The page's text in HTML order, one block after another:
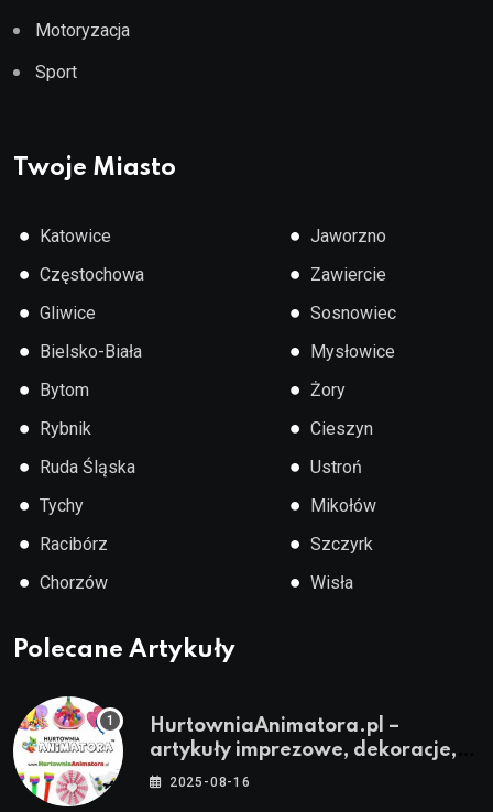
Motoryzacja
Sport
Twoje Miasto
● Katowice
● Częstochowa
● Gliwice
● Bielsko-Biała
● Bytom
● Rybnik
● Ruda Śląska
● Tychy
● Racibórz
● Chorzów
● Jaworzno
● Zawiercie
● Sosnowiec
● Mysłowice
● Żory
● Cieszyn
● Ustroń
● Mikołów
● Szczyrk
● Wisła
Polecane Artykuły
HurtowniaAnimatora.pl –
artykuły imprezowe, dekoracje,
stroje i akcesoria dla animatorów
2025-08-16